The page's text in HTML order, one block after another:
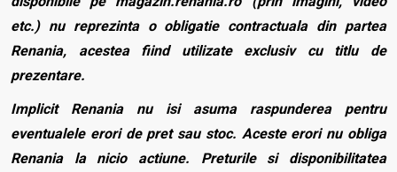
etc.) nu reprezinta o obligatie contractuala din partea
Renania, acestea fiind utilizate exclusiv cu titlu de
prezentare.
Implicit Renania nu isi asuma raspunderea pentru
eventualele erori de pret sau stoc. Aceste erori nu obliga
Renania la nicio actiune. Preturile si disponibilitatea